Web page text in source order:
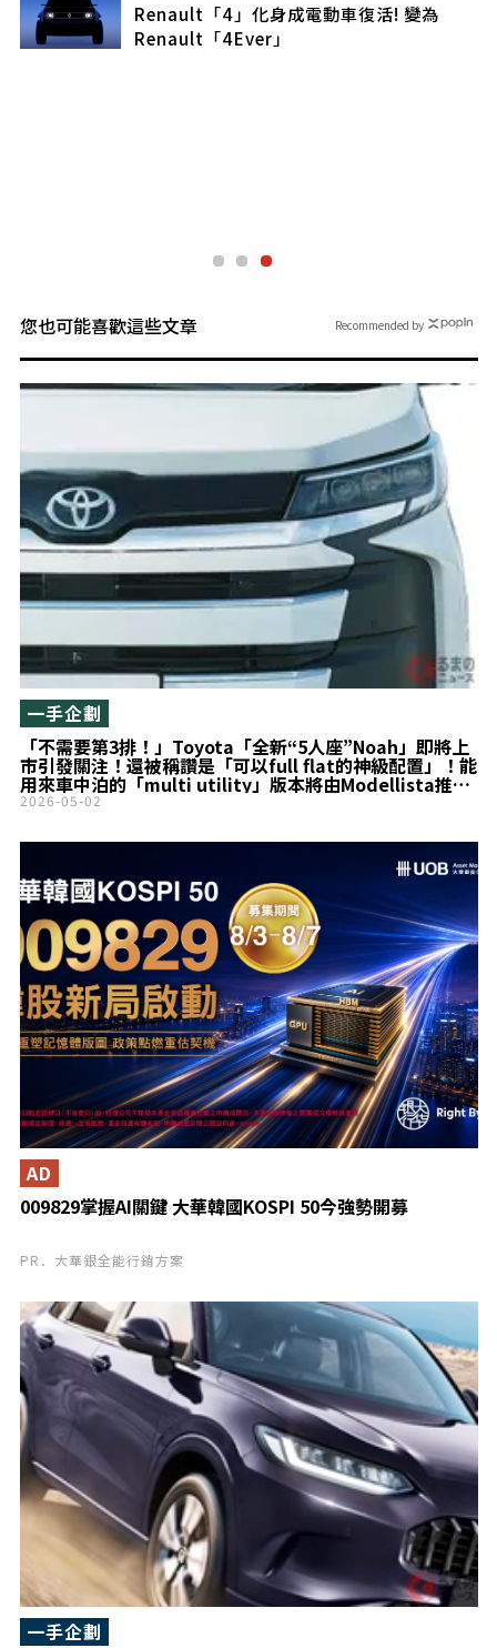
Renault「4」化身成電動車復活! 變為
Renault「4Ever」
您也可能喜歡這些文章
「不需要第3排！」Toyota「全新“5人座”Noah」即將上
市引發關注！還被稱讚是「可以full flat的神級配置」！能
用來車中泊的「multi utility」版本將由Modellista推
出！
一手企劃
2026-05-02
009829掌握AI關鍵 大華韓國KOSPI 50今強勢開募
AD
PR．大華銀全能行銷方案
一手企劃
Recommended by